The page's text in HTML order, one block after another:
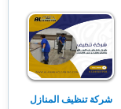
شركة تنظيف المنازل